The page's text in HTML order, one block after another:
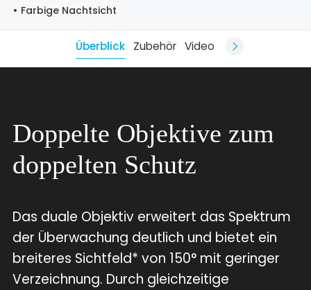
Farbige Nachtsicht
Überblick Zubehör Video
Doppelte Objektive zum
doppelten Schutz
Das duale Objektiv erweitert das Spektrum
der Überwachung deutlich und bietet ein
breiteres Sichtfeld* von 150° mit geringer
Verzeichnung. Durch gleichzeitige